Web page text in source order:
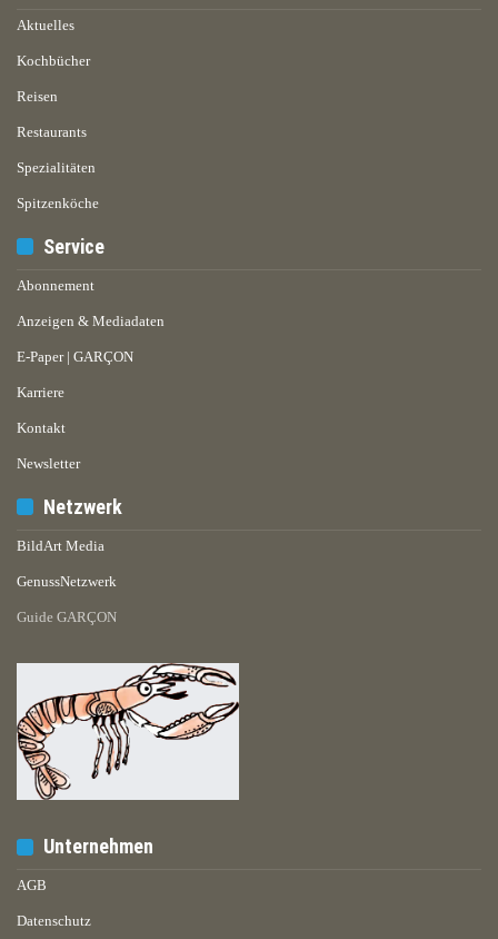
Aktuelles
Kochbücher
Reisen
Restaurants
Spezialitäten
Spitzenköche
Service
Abonnement
Anzeigen & Mediadaten
E-Paper | GARÇON
Karriere
Kontakt
Newsletter
Netzwerk
BildArt Media
GenussNetzwerk
Guide GARÇON
Unternehmen
AGB
Datenschutz